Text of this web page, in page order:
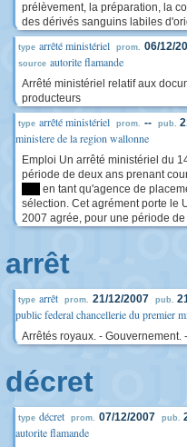
prélèvement, la préparation, la
des dérivés sanguins labiles
type arrêté ministériel prom. 06/12/
source autorite flamande
Arrêté ministériel relatif aux
producteurs
type arrêté ministériel prom. -- pub.
ministere de la region wallonne
Emploi Un arrêté ministériel du
période de deux ans prenant
en tant qu'agence de
sélection. Cet agrément porte le
2007 agrée, pour une période
arrêt
type arrêt prom. 21/12/2007 pub.
public federal chancellerie du premier
Arrêtés royaux. -
décret
type décret prom. 07/12/2007 pub.
autorite flamande